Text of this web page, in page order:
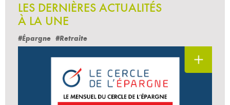
LES DERNIÈRES ACTUALITÉS
À LA UNE
#Épargne #Retraite